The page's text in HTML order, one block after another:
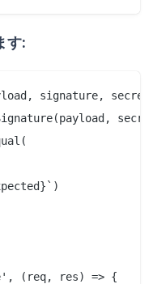
す:
signature,
(req, res) => {